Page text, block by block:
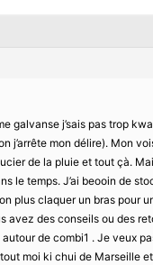
galvanse j’sais pas trop
j’arrête mon délire). Mon
de la pluie et tout çà.
le temps. J’ai beooin de
plus claquer un bras pour
des conseils ou des
de combi1 . Je veux
moi ki chui de Marseille